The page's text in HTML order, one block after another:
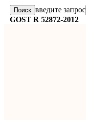
введите запрос
GOST R 52872-2012